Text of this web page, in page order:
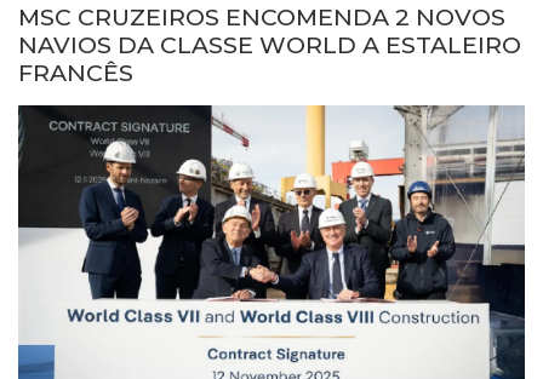
MSC CRUZEIROS ENCOMENDA 2 NOVOS
NAVIOS DA CLASSE WORLD A ESTALEIRO
FRANCÊS